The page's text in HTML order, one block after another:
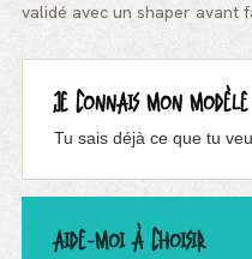
validé avec un shaper avant
JE CONNAIS MON MODÈLE
Tu sais déjà ce que tu
AIDE-MOI À CHOISIR